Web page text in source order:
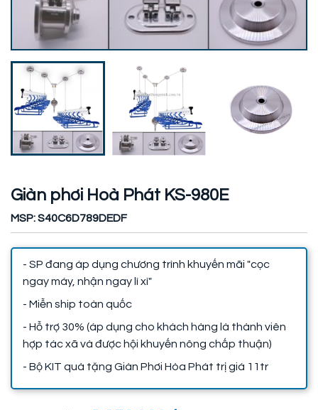
Giàn phơi Hoà Phát KS-980E
MSP: S40C6D789DEDF
- SP đang áp dụng chương trình khuyến mãi "cọc
ngay máy, nhận ngay lì xì"
- Miễn ship toàn quốc
- Hỗ trợ 30% (áp dụng cho khách hàng là thành viên
hợp tác xã và được hội khuyến nông chấp thuận)
- Bộ KIT quà tặng Giàn Phơi Hòa Phát trị giá 11tr